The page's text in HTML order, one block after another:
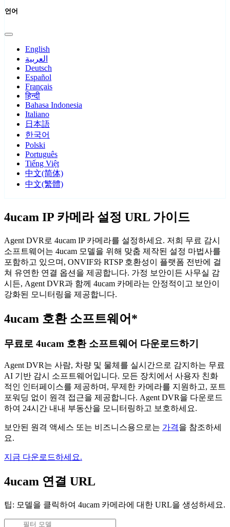
언어
English
العربية
Deutsch
Español
Français
हिन्दी
Bahasa Indonesia
Italiano
日本語
한국어
Polski
Português
Tiếng Việt
中文(简体)
中文(繁體)
4ucam IP 카메라 설정 URL 가이드
Agent DVR로 4ucam IP 카메라를 설정하세요. 저희 무료 감시
소프트웨어는 4ucam 모델을 위해 맞춤 제작된 설정 마법사를
포함하고 있으며, ONVIF와 RTSP 호환성이 플랫폼 전반에 걸
쳐 유연한 연결 옵션을 제공합니다. 가정 보안이든 사무실 감
시든, Agent DVR과 함께 4ucam 카메라는 안정적이고 보안이
강화된 모니터링을 제공합니다.
4ucam 호환 소프트웨어*
무료로 4ucam 호환 소프트웨어 다운로드하기
Agent DVR는 사람, 차량 및 물체를 실시간으로 감지하는 무료
AI 기반 감시 소프트웨어입니다. 모든 장치에서 사용자 친화
적인 인터페이스를 제공하며, 무제한 카메라를 지원하고, 포트
포워딩 없이 원격 접근을 제공합니다. Agent DVR을 다운로드
하여 24시간 내내 부동산을 모니터링하고 보호하세요.
보안된 원격 액세스 또는 비즈니스용으로는 가격을 참조하세
요.
지금 다운로드하세요.
4ucam 연결 URL
팁: 모델을 클릭하여 4ucam 카메라에 대한 URL을 생성하세요.